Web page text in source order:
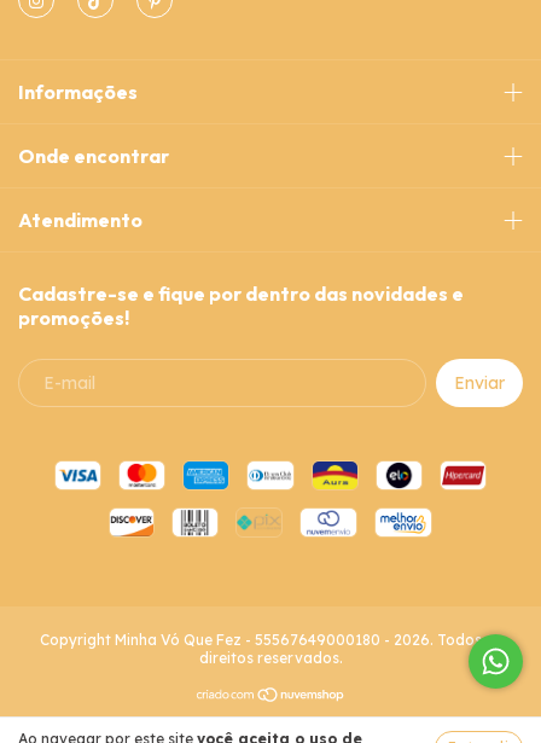
Ao navegar por este site você aceita o uso de
Informações
Onde encontrar
Atendimento
Cadastre-se e fique por dentro das novidades e
promoções!
Copyright Minha Vó Que Fez - 55567649000180 - 2026. Todos os
direitos reservados.